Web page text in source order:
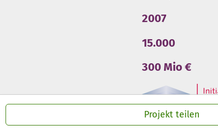
Projekt teilen
2007
15.000
300 Mio €